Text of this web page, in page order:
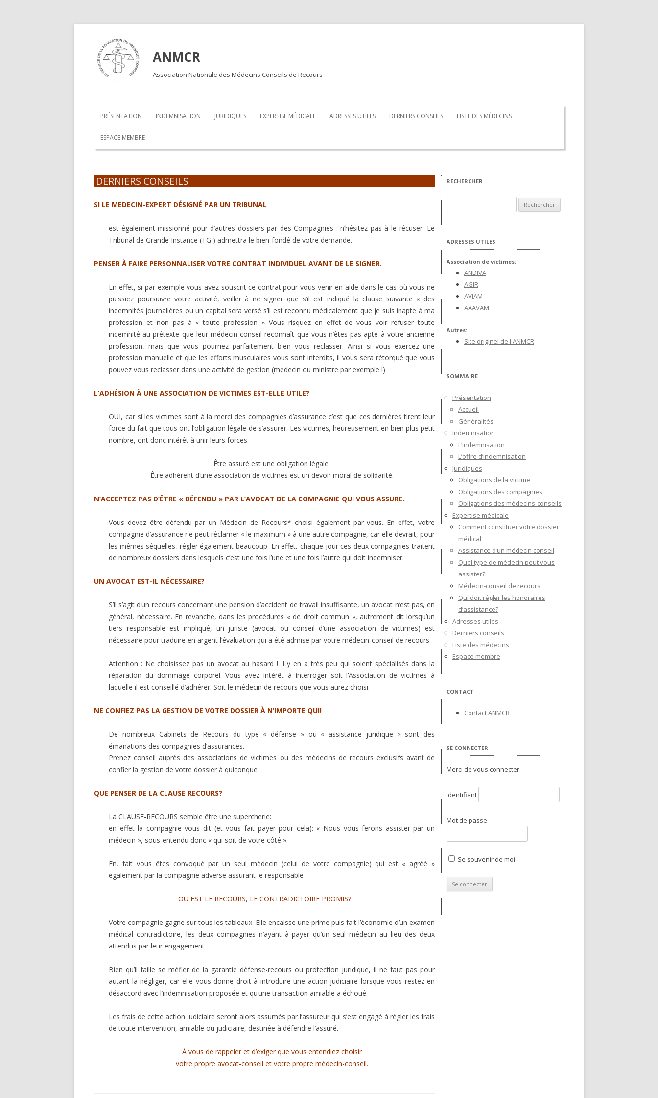
ANMCR
Association Nationale des Médecins Conseils de Recours
PRÉSENTATION INDEMNISATION JURIDIQUES EXPERTISE MÉDICALE ADRESSES UTILES DERNIERS CONSEILS LISTE DES MÉDECINS
ESPACE MEMBRE
DERNIERS CONSEILS
SI LE MEDECIN-EXPERT DÉSIGNÉ PAR UN TRIBUNAL
est également missionné pour d’autres dossiers par des Compagnies : n’hésitez pas à le récuser. Le
Tribunal de Grande Instance (TGI) admettra le bien-fondé de votre demande.
PENSER À FAIRE PERSONNALISER VOTRE CONTRAT INDIVIDUEL AVANT DE LE SIGNER.
En effet, si par exemple vous avez souscrit ce contrat pour vous venir en aide dans le cas où vous ne
puissiez poursuivre votre activité, veiller à ne signer que s’il est indiqué la clause suivante « des
indemnités journalières ou un capital sera versé s’il est reconnu médicalement que je suis inapte à ma
profession et non pas à « toute profession » Vous risquez en effet de vous voir refuser toute
indemnité au prétexte que leur médecin-conseil reconnaît que vous n’êtes pas apte à votre ancienne
profession, mais que vous pourriez parfaitement bien vous reclasser. Ainsi si vous exercez une
profession manuelle et que les efforts musculaires vous sont interdits, il vous sera rétorqué que vous
pouvez vous reclasser dans une activité de gestion (médecin ou ministre par exemple !)
L’ADHÉSION À UNE ASSOCIATION DE VICTIMES EST-ELLE UTILE?
OUI, car si les victimes sont à la merci des compagnies d’assurance c’est que ces dernières tirent leur
force du fait que tous ont l’obligation légale de s’assurer. Les victimes, heureusement en bien plus petit
nombre, ont donc intérêt à unir leurs forces.
Être assuré est une obligation légale.
Être adhérent d’une association de victimes est un devoir moral de solidarité.
N’ACCEPTEZ PAS D’ÊTRE « DÉFENDU » PAR L’AVOCAT DE LA COMPAGNIE QUI VOUS ASSURE.
Vous devez être défendu par un Médecin de Recours* choisi également par vous. En effet, votre
compagnie d’assurance ne peut réclamer « le maximum » à une autre compagnie, car elle devrait, pour
les mêmes séquelles, régler également beaucoup. En effet, chaque jour ces deux compagnies traitent
de nombreux dossiers dans lesquels c’est une fois l’une et une fois l’autre qui doit indemniser.
UN AVOCAT EST-IL NÉCESSAIRE?
S’il s’agit d’un recours concernant une pension d’accident de travail insuffisante, un avocat n’est pas, en
général, nécessaire. En revanche, dans les procédures « de droit commun », autrement dit lorsqu’un
tiers responsable est impliqué, un juriste (avocat ou conseil d’une association de victimes) est
nécessaire pour traduire en argent l’évaluation qui a été admise par votre médecin-conseil de recours.
Attention : Ne choisissez pas un avocat au hasard ! Il y en a très peu qui soient spécialisés dans la
réparation du dommage corporel. Vous avez intérêt à interroger soit l’Association de victimes à
laquelle il est conseillé d’adhérer. Soit le médecin de recours que vous aurez choisi.
NE CONFIEZ PAS LA GESTION DE VOTRE DOSSIER À N’IMPORTE QUI!
De nombreux Cabinets de Recours du type « défense » ou « assistance juridique » sont des
émanations des compagnies d’assurances.
Prenez conseil auprès des associations de victimes ou des médecins de recours exclusifs avant de
confier la gestion de votre dossier à quiconque.
QUE PENSER DE LA CLAUSE RECOURS?
La CLAUSE-RECOURS semble être une supercherie:
en effet la compagnie vous dit (et vous fait payer pour cela): « Nous vous ferons assister par un
médecin », sous-entendu donc « qui soit de votre côté ».
En, fait vous êtes convoqué par un seul médecin (celui de votre compagnie) qui est « agréé »
également par la compagnie adverse assurant le responsable !
OU EST LE RECOURS, LE CONTRADICTOIRE PROMIS?
Votre compagnie gagne sur tous les tableaux. Elle encaisse une prime puis fait l’économie d’un examen
médical contradictoire, les deux compagnies n’ayant à payer qu’un seul médecin au lieu des deux
attendus par leur engagement.
Bien qu’il faille se méfier de la garantie défense-recours ou protection juridique, il ne faut pas pour
autant la négliger, car elle vous donne droit à introduire une action judiciaire lorsque vous restez en
désaccord avec l’indemnisation proposée et qu’une transaction amiable a échoué.
Les frais de cette action judiciaire seront alors assumés par l’assureur qui s’est engagé à régler les frais
de toute intervention, amiable ou judiciaire, destinée à défendre l’assuré.
À vous de rappeler et d’exiger que vous entendiez choisir
votre propre avocat-conseil et votre propre médecin-conseil.
RECHERCHER
ADRESSES UTILES
Association de victimes:
ANDIVA
AGIR
AVIAM
AAAVAM
Autres:
Site originel de l'ANMCR
SOMMAIRE
Présentation
Accueil
Généralités
Indemnisation
L’indemnisation
L’offre d’indemnisation
Juridiques
Obligations de la victime
Obligations des compagnies
Obligations des médecins-conseils
Expertise médicale
Comment constituer votre dossier
médical
Assistance d’un médecin conseil
Quel type de médecin peut vous
assister?
Médecin-conseil de recours
Qui doit régler les honoraires
d’assistance?
Adresses utiles
Derniers conseils
Liste des médecins
Espace membre
CONTACT
Contact ANMCR
SE CONNECTER
Merci de vous connecter.
Identifiant
Mot de passe
Se souvenir de moi